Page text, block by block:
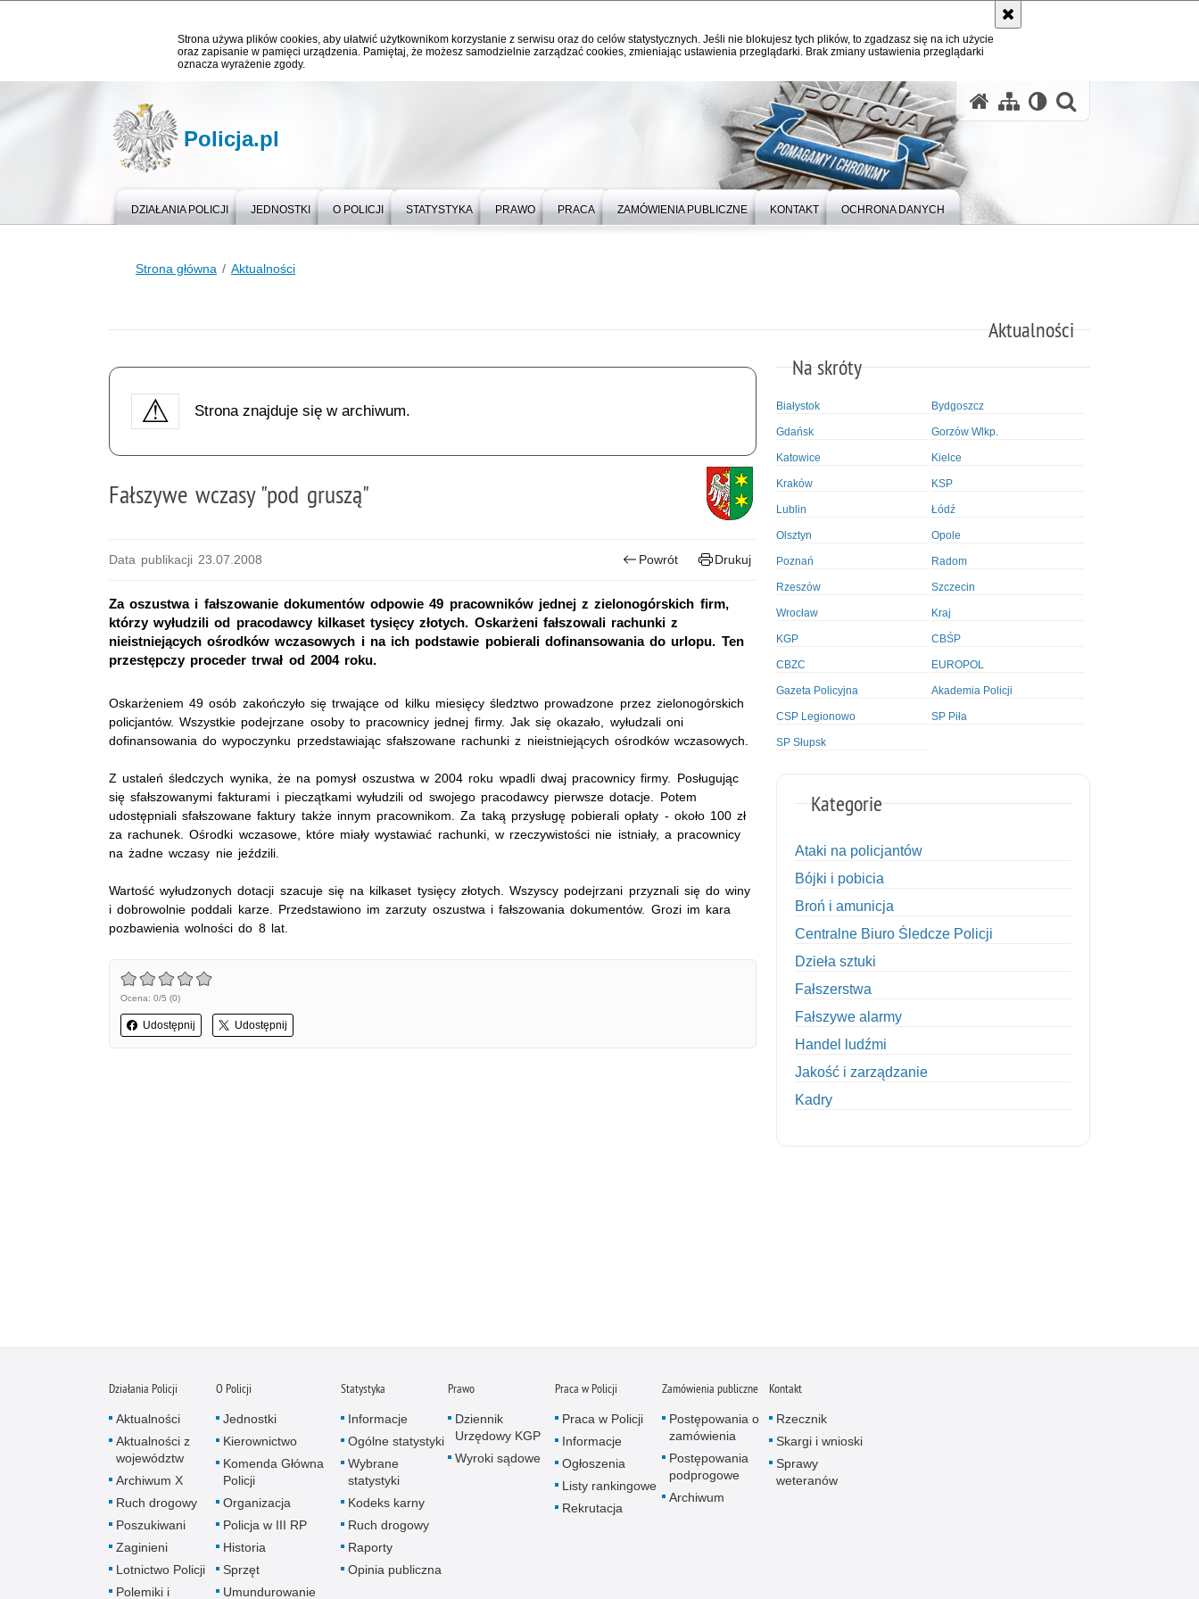
Strona używa plików cookies, aby ułatwić użytkownikom korzystanie z serwisu oraz do celów statystycznych. Jeśli nie blokujesz tych plików, to zgadzasz się na ich użycie
oraz zapisanie w pamięci urządzenia. Pamiętaj, że możesz samodzielnie zarządzać cookies, zmieniając ustawienia przeglądarki. Brak zmiany ustawienia przeglądarki
oznacza wyrażenie zgody.
Policja.pl
DZIAŁANIA POLICJI JEDNOSTKI O POLICJI STATYSTYKA PRAWO PRACA ZAMÓWIENIA PUBLICZNE KONTAKT OCHRONA DANYCH
Strona główna Aktualności
Aktualności
Strona znajduje się w archiwum.
Fałszywe wczasy "pod gruszą"
Data publikacji 23.07.2008 Powrót Drukuj
Za oszustwa i fałszowanie dokumentów odpowie 49 pracowników jednej z zielonogórskich firm,
którzy wyłudzili od pracodawcy kilkaset tysięcy złotych. Oskarżeni fałszowali rachunki z
nieistniejących ośrodków wczasowych i na ich podstawie pobierali dofinansowania do urlopu. Ten
przestępczy proceder trwał od 2004 roku.
Oskarżeniem 49 osób zakończyło się trwające od kilku miesięcy śledztwo prowadzone przez zielonogórskich
policjantów. Wszystkie podejrzane osoby to pracownicy jednej firmy. Jak się okazało, wyłudzali oni
dofinansowania do wypoczynku przedstawiając sfałszowane rachunki z nieistniejących ośrodków wczasowych.
Z ustaleń śledczych wynika, że na pomysł oszustwa w 2004 roku wpadli dwaj pracownicy firmy. Posługując
się sfałszowanymi fakturami i pieczątkami wyłudzili od swojego pracodawcy pierwsze dotacje. Potem
udostępniali sfałszowane faktury także innym pracownikom. Za taką przysługę pobierali opłaty - około 100 zł
za rachunek. Ośrodki wczasowe, które miały wystawiać rachunki, w rzeczywistości nie istniały, a pracownicy
na żadne wczasy nie jeździli.
Wartość wyłudzonych dotacji szacuje się na kilkaset tysięcy złotych. Wszyscy podejrzani przyznali się do winy
i dobrowolnie poddali karze. Przedstawiono im zarzuty oszustwa i fałszowania dokumentów. Grozi im kara
pozbawienia wolności do 8 lat.
Ocena: 0/5 (0)
Udostępnij Udostępnij
Na skróty
Białystok Bydgoszcz
Gdańsk Gorzów Wlkp.
Katowice Kielce
Kraków KSP
Lublin Łódź
Olsztyn Opole
Poznań Radom
Rzeszów Szczecin
Wrocław Kraj
KGP CBŚP
CBZC EUROPOL
Gazeta Policyjna Akademia Policji
CSP Legionowo SP Piła
SP Słupsk
Kategorie
Ataki na policjantów
Bójki i pobicia
Broń i amunicja
Centralne Biuro Śledcze Policji
Dzieła sztuki
Fałszerstwa
Fałszywe alarmy
Handel ludźmi
Jakość i zarządzanie
Kadry
Nietrzeźwi kierujący
Nietrzeźwi opiekunowie
Działania Policji
Aktualności
Aktualności z
województw
Archiwum X
Ruch drogowy
Poszukiwani
Zaginieni
Lotnictwo Policji
Polemiki i
O Policji
Jednostki
Kierownictwo
Komenda Główna
Policji
Organizacja
Policja w III RP
Historia
Sprzęt
Umundurowanie
Statystyka
Informacje
Ogólne statystyki
Wybrane
statystyki
Kodeks karny
Ruch drogowy
Raporty
Opinia publiczna
Prawo
Dziennik
Urzędowy KGP
Wyroki sądowe
Praca w Policji
Praca w Policji
Informacje
Ogłoszenia
Listy rankingowe
Rekrutacja
Zamówienia publiczne
Postępowania o
zamówienia
Postępowania
podprogowe
Archiwum
Kontakt
Rzecznik
Skargi i wnioski
Sprawy
weteranów